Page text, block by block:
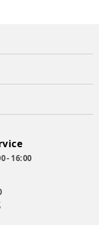
- 16:00